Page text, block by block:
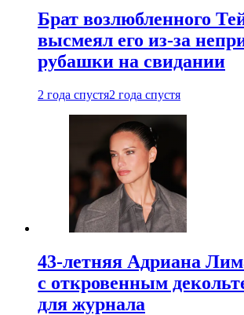
Брат возлюбленного
высмеял его из-за
рубашки на свидании
2 года спустя2 года спустя
43-летняя Адриана
с откровенным
для журнала